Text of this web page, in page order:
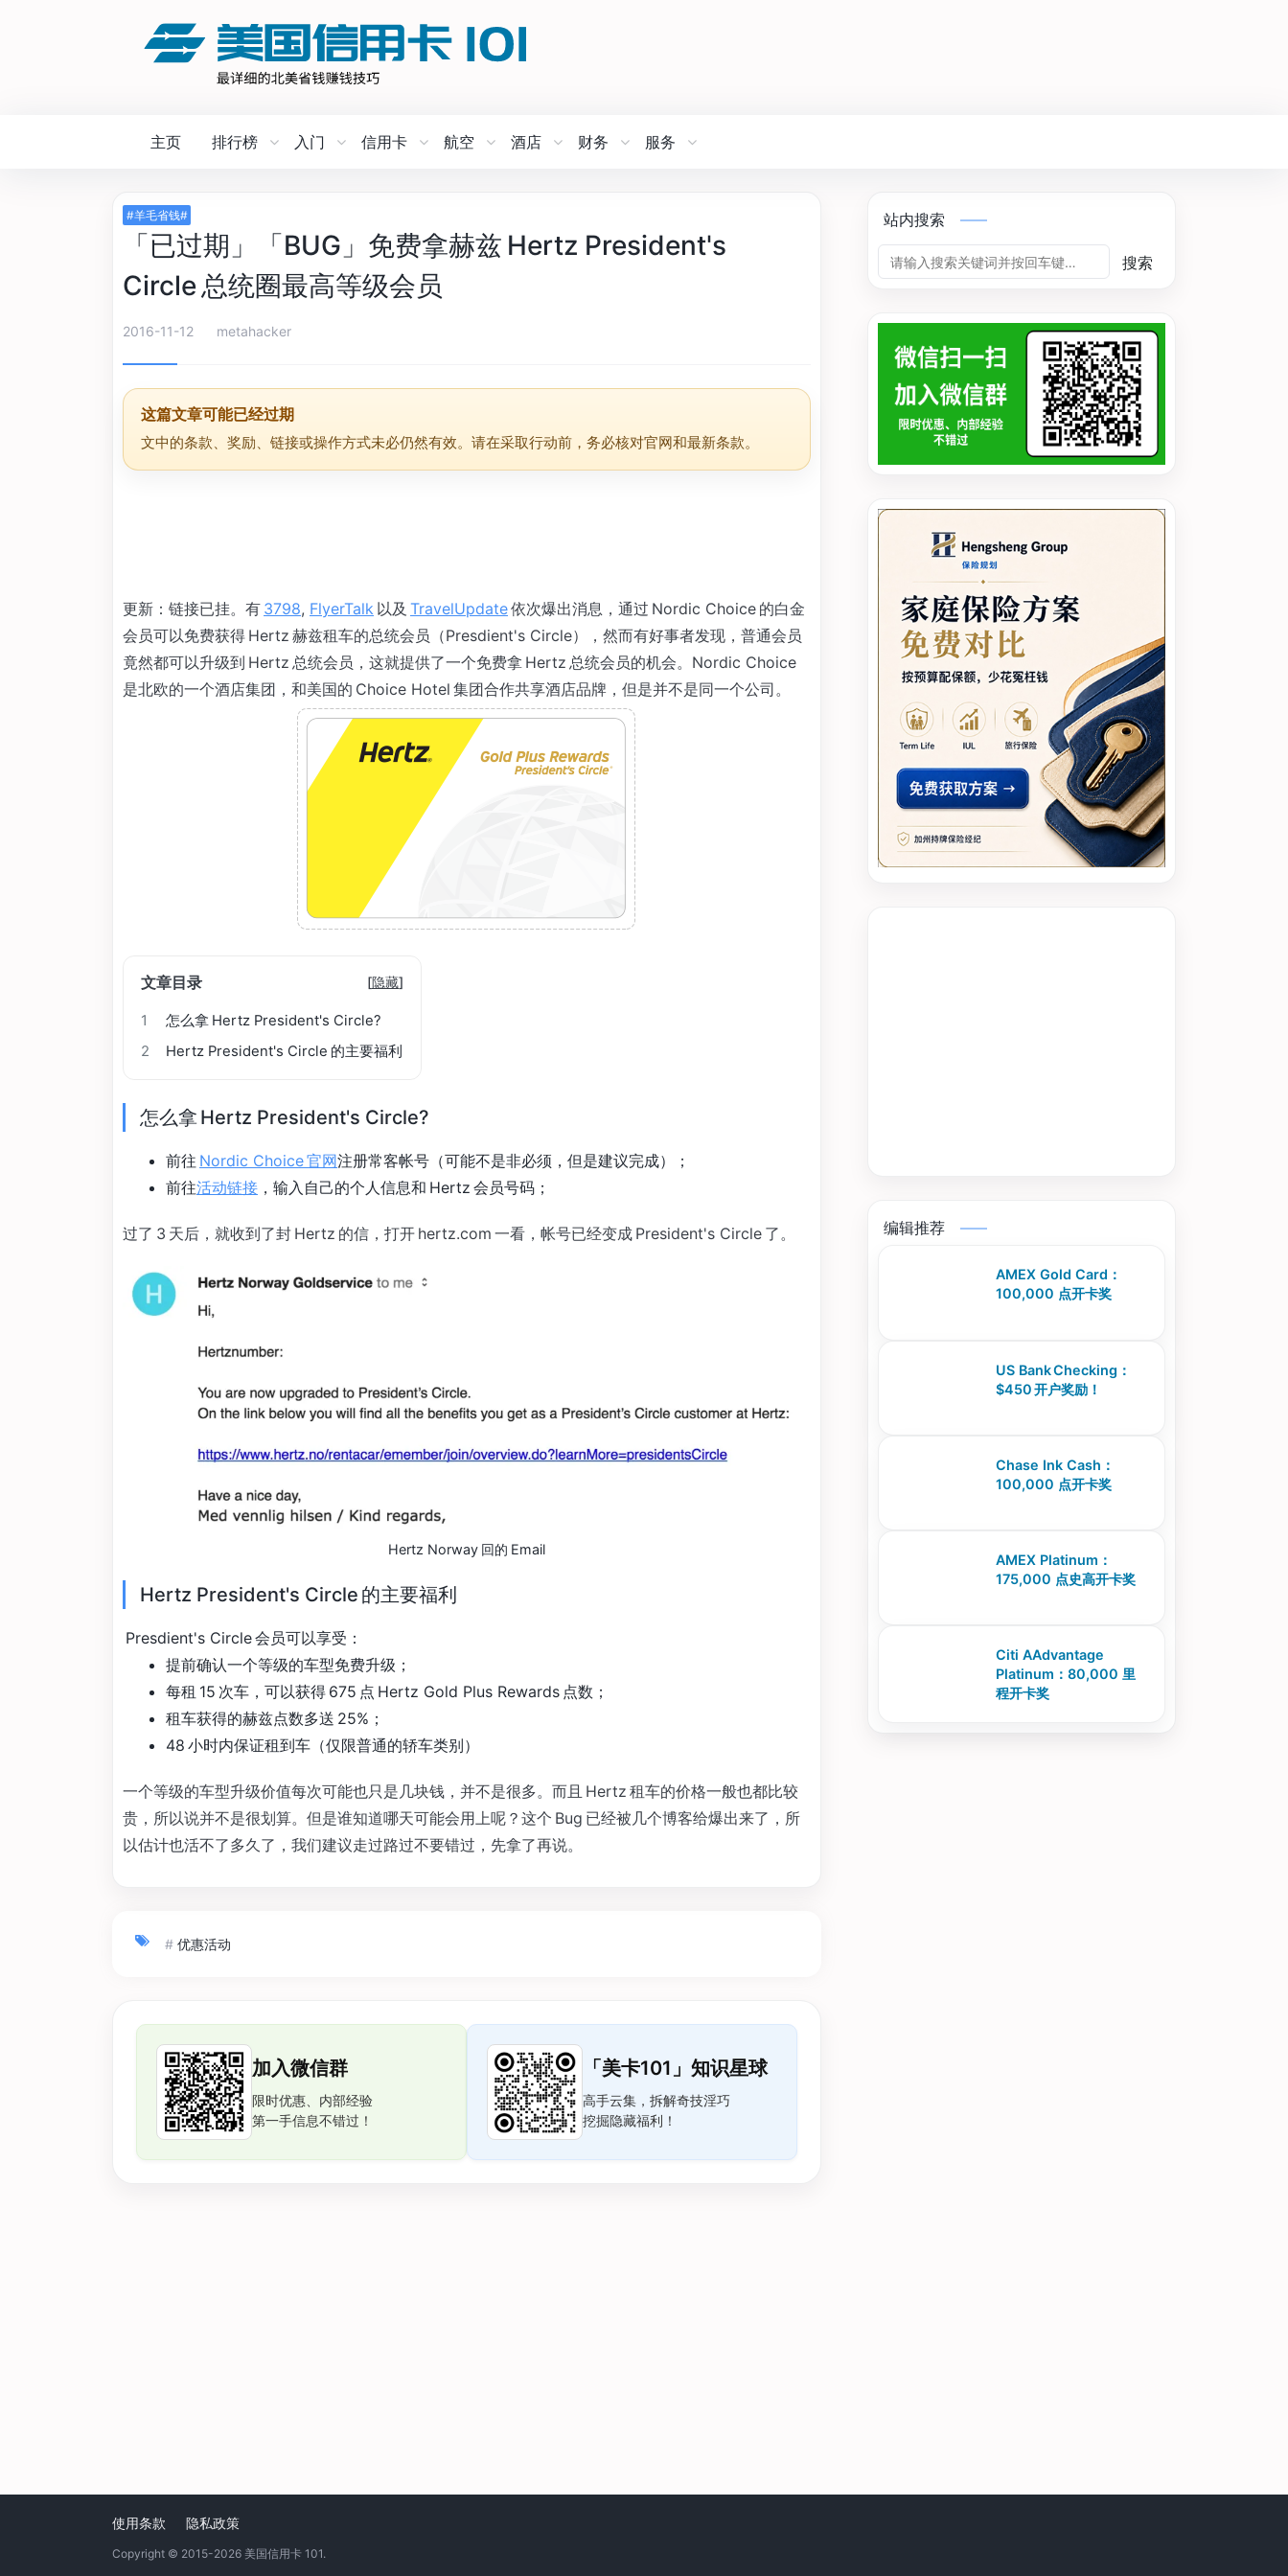
主页 排行榜 入门 信用卡 航空 酒店 财务 服务
#羊毛省钱#
「已过期」「BUG」免费拿赫兹 Hertz President's
Circle 总统圈最高等级会员
2016-11-12 metahacker
这篇文章可能已经过期
文中的条款、奖励、链接或操作方式未必仍然有效。请在采取行动前，务必核对官网和最新条款。
更新：链接已挂。有 3798, FlyerTalk 以及 TravelUpdate依次爆出消息，通过 Nordic Choice 的白金
会员可以免费获得 Hertz 赫兹租车的总统会员（Presdient's Circle），然而有好事者发现，普通会员
竟然都可以升级到 Hertz 总统会员，这就提供了一个免费拿 Hertz 总统会员的机会。Nordic Choice
是北欧的一个酒店集团，和美国的 Choice Hotel 集团合作共享酒店品牌，但是并不是同一个公司。
文章目录 [隐藏]
1
怎么拿 Hertz President's Circle?
2
Hertz President's Circle 的主要福利
怎么拿 Hertz President's Circle?
前往 Nordic Choice 官网注册常客帐号（可能不是非必须，但是建议完成）；
前往活动链接 ，输入自己的个人信息和 Hertz 会员号码；
过了 3 天后，就收到了封 Hertz 的信，打开 hertz.com 一看，帐号已经变成 President's Circle 了。
Hertz Norway 回的 Email
Hertz President's Circle 的主要福利
Presdient's Circle 会员可以享受：
提前确认一个等级的车型免费升级；
每租 15 次车，可以获得 675 点 Hertz Gold Plus Rewards 点数；
租车获得的赫兹点数多送 25%；
48 小时内保证租到车（仅限普通的轿车类别）
一个等级的车型升级价值每次可能也只是几块钱，并不是很多。而且 Hertz 租车的价格一般也都比较
贵，所以说并不是很划算。但是谁知道哪天可能会用上呢？这个 Bug 已经被几个博客给爆出来了，所
以估计也活不了多久了，我们建议走过路过不要错过，先拿了再说。
# 优惠活动
加入微信群
限时优惠、内部经验
第一手信息不错过！
「美卡101」知识星球
高手云集，拆解奇技淫巧
挖掘隐藏福利！
站内搜索
搜索
编辑推荐
AMEX Gold Card：
100,000 点开卡奖
US Bank Checking：
$450 开户奖励！
Chase Ink Cash：
100,000 点开卡奖
AMEX Platinum：
175,000 点史高开卡奖
Citi AAdvantage
Platinum：80,000 里
程开卡奖
使用条款 隐私政策
Copyright © 2015-2026 美国信用卡 101.